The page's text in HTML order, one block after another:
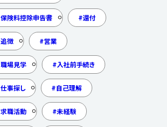
保険料控除申告書 還付
追徴 営業
職場見学 入社前手続き
仕事探し 自己理解
求職活動 未経験